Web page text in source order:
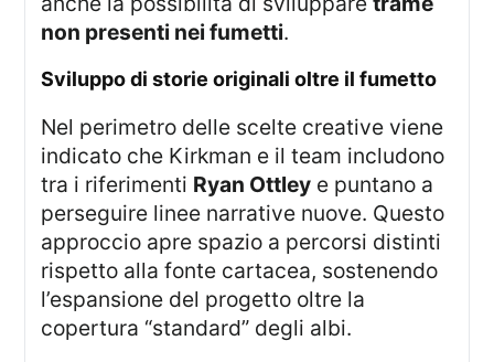
non presenti nei fumetti.
sviluppo di storie originali oltre il fumetto
Nel perimetro delle scelte creative viene
indicato che Kirkman e il team includono
tra i riferimenti Ryan Ottley e puntano a
perseguire linee narrative nuove. Questo
approccio apre spazio a percorsi distinti
rispetto alla fonte cartacea, sostenendo
l’espansione del progetto oltre la
copertura “standard” degli albi.